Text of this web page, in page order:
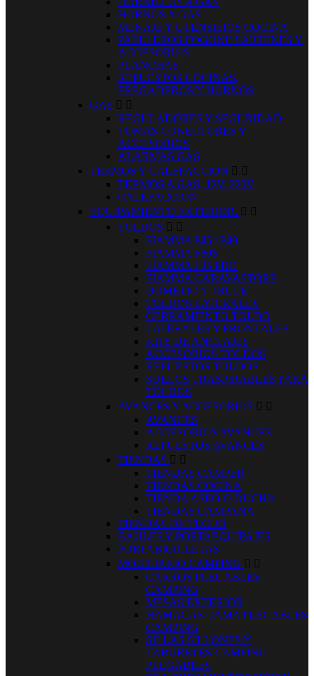
HORNOS A GAS
MENAJE Y UTENSILIOS COCINA
PAELLEROS FOGONE SARTENES Y
ACCESORIOS
PLANCHAS
REPUESTOS COCINAS,
FREGADEROS Y HORNOS
GAS  
REGULADORES Y SEGURIDAD
TOMAS CONECTORES Y
ACCESORIOS
ALARMAS GAS
TERMOS Y CALEFACCION  
TERMOS A GAS, 12V, 220V
CALEFACCION
EQUIPAMIENTO EXTERIOR.  
TOLDOS  
FIAMMA F45 / F40
FIAMMA F80S
FIAMMA F35 PRO
FIAMMA CARAVASTORE
DOMETIC Y TRULE
TOLDOS LATERALES
CERRAMIENTO TOLDO
LATERALES Y FRONTALES
KITS DE ANCLAJES
ACCESORIOS TOLDOS
REPUESTOS TOLDOS
SUELOS TRASPIRABLES PARA
TOLDOS
AVANCES Y ACCESORIOS  
AVANCES
ACCESORIOS AVANCES
REPUESTOS AVANCES
TIENDAS  
TIENDAS CAMPER
TIENDAS COCINA
TIENDA ASEO O DUCHA
TIENDAS CAMPAÑA
TIENDAS DE TECHO
BAULES Y PORTAEQUIPAJES
PORTABICICLETAS
MOBILIARIO CAMPING  
CARROS PLEGABLES
CAMPING
MESAS EXTERIOR
HAMACAS CAMA PLEGABLES
CAMPING
SILLAS SILLONES Y
TABURETES CAMPING
PLEGABLES